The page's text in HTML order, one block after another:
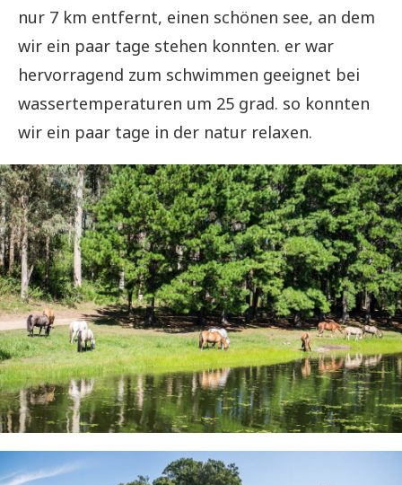
nur 7 km entfernt, einen schönen see, an dem
wir ein paar tage stehen konnten. er war
hervorragend zum schwimmen geeignet bei
wassertemperaturen um 25 grad. so konnten
wir ein paar tage in der natur relaxen.